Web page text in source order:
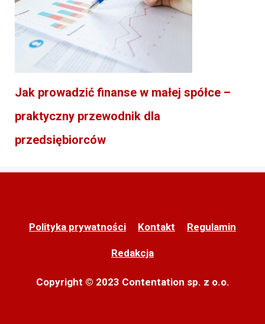
Jak prowadzić finanse w małej spółce –
praktyczny przewodnik dla
przedsiębiorców
Polityka prywatności Kontakt Regulamin
Redakcja
Copyright © 2023 Contentation sp. z o.o.